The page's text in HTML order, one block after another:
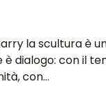
la scultura è
è dialogo: con il
con…